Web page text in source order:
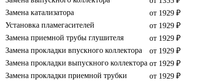
Замена катализатора
от 1929 ₽
Установка пламегасителей
от 1929 ₽
Замена приемной трубы глушителя
от 1929 ₽
Замена прокладки впускного коллектора
от 1929 ₽
Замена прокладки выпускного коллектора от 1929 ₽
Замена прокладки приемной трубки
от 1929 ₽